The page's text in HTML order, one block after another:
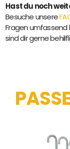
Hast du noch
Besuche unsere
Fragen umfassend
sind dir gerne